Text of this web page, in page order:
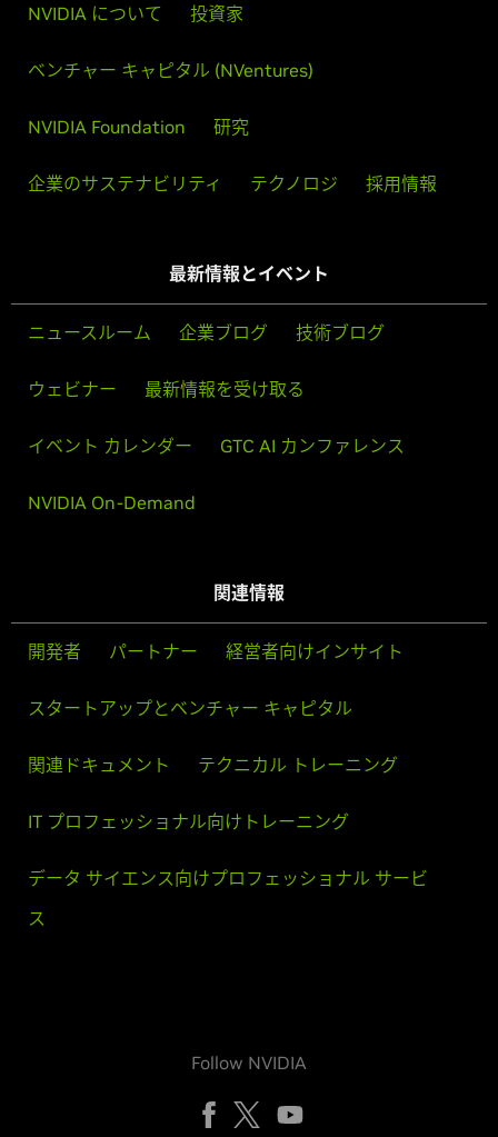
NVIDIA について 投資家
ベンチャー キャピタル (NVentures)
NVIDIA Foundation 研究
企業のサステナビリティ テクノロジ 採用情報
最新情報とイベント
ニュースルーム 企業ブログ 技術ブログ
ウェビナー 最新情報を受け取る
イベント カレンダー GTC AI カンファレンス
NVIDIA On-Demand
関連情報
開発者 パートナー 経営者向けインサイト
スタートアップとベンチャー キャピタル
関連ドキュメント テクニカル トレーニング
IT プロフェッショナル向けトレーニング
データ サイエンス向けプロフェッショナル サービ
ス
Follow NVIDIA